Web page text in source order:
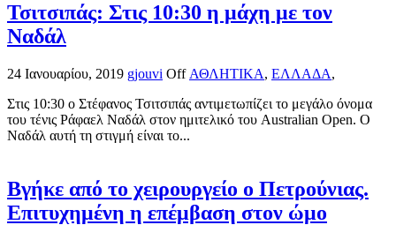
Τσιτσιπάς: Στις 10:30 η μάχη με τον
Ναδάλ
24 Ιανουαρίου, 2019 gjouvi Off ΑΘΛΗΤΙΚΑ, ΕΛΛΑΔΑ,
Στις 10:30 ο Στέφανος Τσιτσιπάς αντιμετωπίζει το μεγάλο όνομα
του τένις Ράφαελ Ναδάλ στον ημιτελικό του Australian Open. Ο
Ναδάλ αυτή τη στιγμή είναι το...
Βγήκε από το χειρουργείο ο Πετρούνιας.
Επιτυχημένη η επέμβαση στον ώμο